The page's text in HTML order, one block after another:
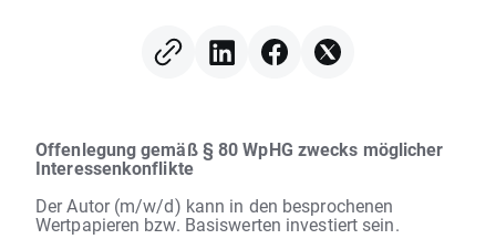
Offenlegung gemäß § 80 WpHG zwecks möglicher
Interessenkonflikte
Der Autor (m/w/d) kann in den besprochenen
Wertpapieren bzw. Basiswerten investiert sein.